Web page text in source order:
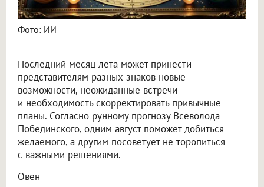
Фото: ИИ
Последний месяц лета может принести
представителям разных знаков новые
возможности, неожиданные встречи
и необходимость скорректировать привычные
планы. Согласно рунному прогнозу Всеволода
Побединского, одним август поможет добиться
желаемого, а другим посоветует не торопиться
с важными решениями.
Овен